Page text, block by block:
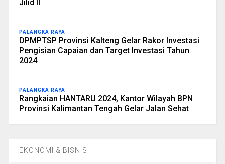
Jilid II
PALANGKA RAYA
DPMPTSP Provinsi Kalteng Gelar Rakor Investasi
Pengisian Capaian dan Target Investasi Tahun
2024
PALANGKA RAYA
Rangkaian HANTARU 2024, Kantor Wilayah BPN
Provinsi Kalimantan Tengah Gelar Jalan Sehat
EKONOMI & BISNIS